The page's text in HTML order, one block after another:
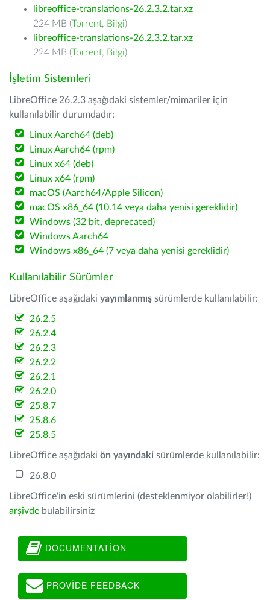
libreoffice-translations-26.2.3.2.tar.xz
224 MB (Torrent, Bilgi)
libreoffice-translations-26.2.3.2.tar.xz
224 MB (Torrent, Bilgi)
İşletim Sistemleri
LibreOffice 26.2.3 aşağıdaki sistemler/mimariler için
kullanılabilir durumdadır:
Linux Aarch64 (deb)
Linux Aarch64 (rpm)
Linux x64 (deb)
Linux x64 (rpm)
macOS (Aarch64/Apple Silicon)
macOS x86_64 (10.14 veya daha yenisi gereklidir)
Windows (32 bit, deprecated)
Windows Aarch64
Windows x86_64 (7 veya daha yenisi gereklidir)
Kullanılabilir Sürümler
LibreOffice aşağıdaki yayımlanmış sürümlerde kullanılabilir:
26.2.5
26.2.4
26.2.3
26.2.2
26.2.1
26.2.0
25.8.7
25.8.6
25.8.5
LibreOffice aşağıdaki ön yayındaki sürümlerde kullanılabilir:
26.8.0
LibreOffice'in eski sürümlerini (desteklenmiyor olabilirler!)
arşivde bulabilirsiniz
DOCUMENTATION
PROVIDE FEEDBACK